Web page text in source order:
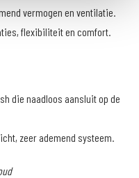
vermogen en ventilatie.
flexibiliteit en comfort.
die naadloos aansluit op de
zeer ademend systeem.